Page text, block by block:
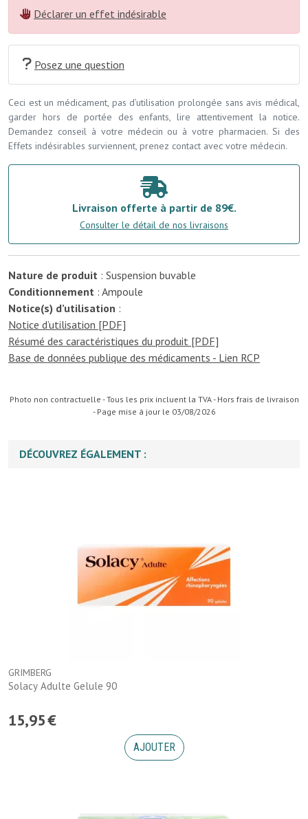
Déclarer un effet indésirable
Posez une question
Ceci est un médicament, pas d’utilisation prolongée sans avis médical,
garder hors de portée des enfants, lire attentivement la notice.
Demandez conseil à votre médecin ou à votre pharmacien. Si des
Effets indésirables surviennent, prenez contact avec votre médecin.
Livraison offerte à partir de 89€.
Consulter le détail de nos livraisons
Nature de produit : Suspension buvable
Conditionnement : Ampoule
Notice(s) d’utilisation :
Notice d’utilisation [PDF]
Résumé des caractéristiques du produit [PDF]
Base de données publique des médicaments - Lien RCP
Photo non contractuelle - Tous les prix incluent la TVA - Hors frais de livraison
- Page mise à jour le 03/08/2026
DÉCOUVREZ ÉGALEMENT :
GRIMBERG
Solacy Adulte Gelule 90
15,95€
AJOUTER